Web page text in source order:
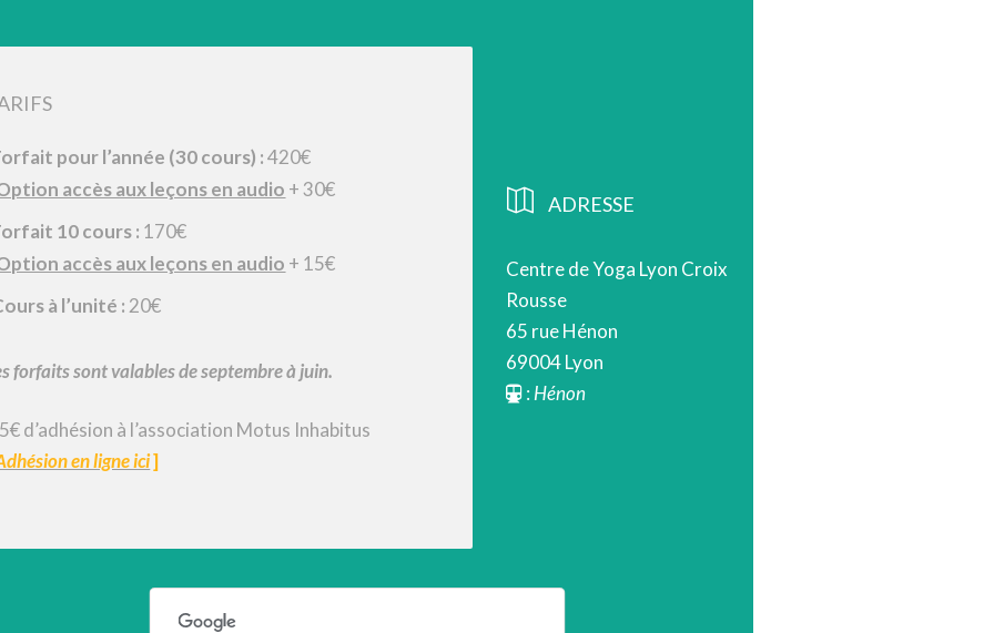
pour l’année (30 cours) :420€
accès aux leçons en audio + 30€
10 cours : 170€
accès aux leçons en audio + 15€
à l’unité : 20€
forfaits sont valables de septembre à juin.
d’adhésion à l’association Motus Inhabitus
en ligne ici]
ADRESSE
Centre de Yoga Lyon Croix
Rousse
65 rue Hénon
69004 Lyon
: Hénon